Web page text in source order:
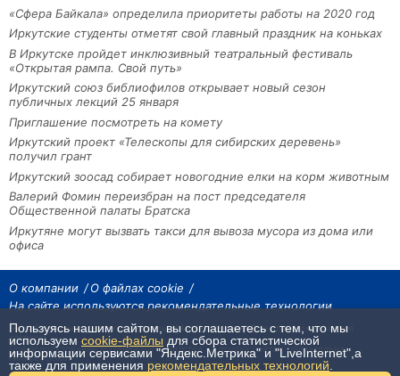
«Сфера Байкала» определила приоритеты работы на 2020 год
Иркутские студенты отметят свой главный праздник на коньках
В Иркутске пройдет инклюзивный театральный фестиваль
«Открытая рампа. Свой путь»
Иркутский союз библиофилов открывает новый сезон
публичных лекций 25 января
Приглашение посмотреть на комету
Иркутский проект «Телескопы для сибирских деревень»
получил грант
Иркутский зоосад собирает новогодние елки на корм животным
Валерий Фомин переизбран на пост председателя
Общественной палаты Братска
Иркутяне могут вызвать такси для вывоза мусора из дома или
офиса
О компании
О файлах cookie
На сайте используются рекомендательные технологии
На сайте размещаются материалы ИА «Наш Север». Все права охраняются
законом.
При использовании материалов агентства на других сайтах, обязательна
гиперссылка.
Пользуясь нашим сайтом, вы соглашаетесь с тем, что мы
используем cookie-файлы для сбора статистической
информации сервисами "Яндекс.Метрика" и "LiveInternet",а
также для применения рекомендательных технологий